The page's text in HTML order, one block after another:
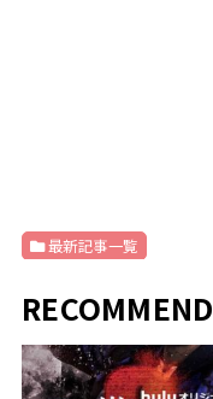
最新記事一覧
RECOMMEND